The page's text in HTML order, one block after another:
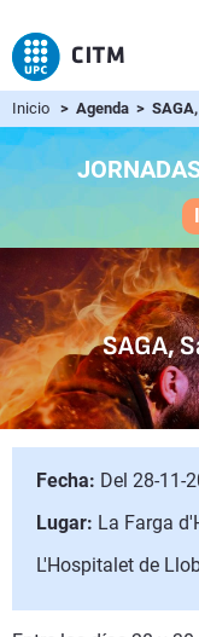
Inicio > Agenda > SAGA,
SAGA,
Fecha: Del 28-11-
Lugar: La Farga
L'Hospitalet de